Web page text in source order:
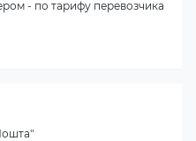
- по тарифу перевозчика